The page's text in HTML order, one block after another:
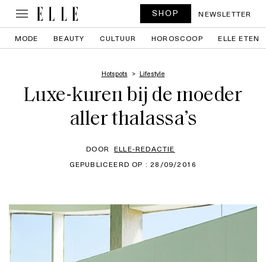
SHOP NEWSLETTER
MODE BEAUTY CULTUUR HOROSCOOP ELLE ETEN
Hotspots Lifestyle
Luxe-kuren bij de moeder
aller thalassa’s
DOOR ELLE-REDACTIE
GEPUBLICEERD OP : 28/09/2016